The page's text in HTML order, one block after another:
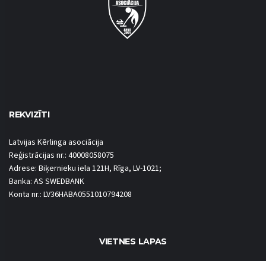
REKVIZĪTI
Latvijas Kērlinga asociācija
Reģistrācijas nr.: 40008058075
Adrese: Biķernieku iela 121H, Rīga, LV-1021;
Banka: AS SWEDBANK
Konta nr.: LV36HABA0551010794208
VIETNES LAPAS